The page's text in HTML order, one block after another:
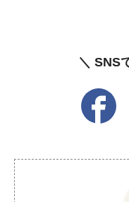
＼ SNS